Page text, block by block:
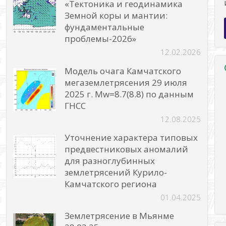
«Тектоника и геодинамика
Земной коры и мантии:
фундаментальные
проблемы-2026»
12.02.2026
Модель очага Камчатского
мегаземлетрясения 29 июля
2025 г. Mw=8.7(8.8) по данным
ГНСС
12.08.2025
Уточнение характера типовых
предвестниковых аномалий
для разноглубинных
землетрясений Курило-
Камчатского региона
01.04.2025
Землетрясение в Мьянме